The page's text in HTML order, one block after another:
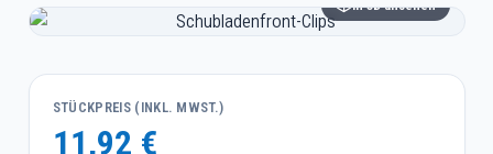
In 3D ansehen
STÜCKPREIS (INKL. MWST.)
11,92 €